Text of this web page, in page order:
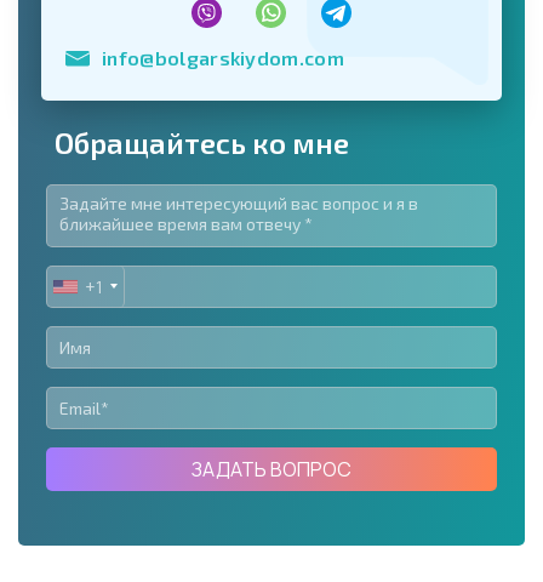
info@bolgarskiydom.com
Обращайтесь ко мне
UNITED
STATES
+1
+1
ЗАДАТЬ ВОПРОС